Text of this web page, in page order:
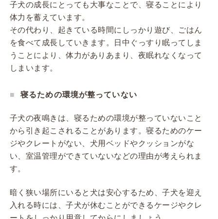
子犬の成長にとっても大事なことで、寝ることにより
体力を蓄えています。
その代わり、起きている時間にしっかり遊び、ごはん
を食べて成長していきます。日中ぐっすり眠ってしま
うことにより、体力がありあまり、夜眠れなくなって
しまいます。
寝るための環境が整っていない
子犬の夜鳴きは、寝るための環境が整っていないこと
から引き起こされることがあります。寝るためのケー
ジやクレートがない、犬用ベッドやクッションがな
い、室温管理ができていないなどの理由が考えられま
す。
暗く狭い場所にいると犬は安心するため、子犬を迎え
入れる時には、子犬が休むことができるケージやクレ